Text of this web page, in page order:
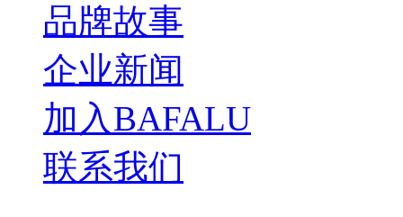
品牌故事
企业新闻
加入BAFALU
联系我们